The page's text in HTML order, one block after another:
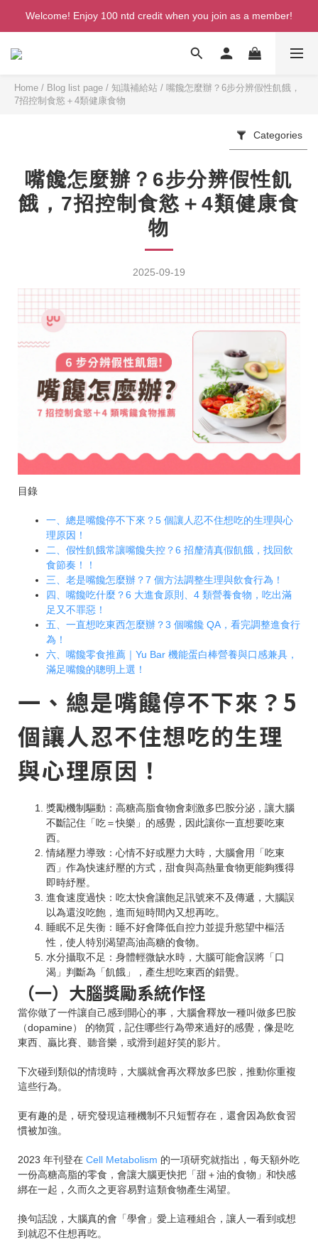
Welcome! Enjoy 100 ntd credit when you join as a member!
Welcome! Enjoy 100 ntd credit when you join as a member!
Free convenience-store shipping on orders over NT$999
Home / Blog list page / 知識補給站 / 嘴饞怎麼辦？6步分辨假性飢餓，
7招控制食慾＋4類健康食物
Categories
嘴饞怎麼辦？6步分辨假性飢
餓，7招控制食慾＋4類健康食
物
2025-09-19
目錄
一、總是嘴饞停不下來？5 個讓人忍不住想吃的生理與心
理原因！
二、假性飢餓常讓嘴饞失控？6 招釐清真假飢餓，找回飲
食節奏！！
三、老是嘴饞怎麼辦？7 個方法調整生理與飲食行為！
四、嘴饞吃什麼？6 大進食原則、4 類營養食物，吃出滿
足又不罪惡！
五、一直想吃東西怎麼辦？3 個嘴饞 QA，看完調整進食行
為！
六、嘴饞零食推薦｜Yu Bar 機能蛋白棒營養與口感兼具，
滿足嘴饞的聰明上選！
一、總是嘴饞停不下來？5
個讓人忍不住想吃的生理
與心理原因！
獎勵機制驅動：高糖高脂食物會刺激多巴胺分泌，讓大腦
不斷記住「吃＝快樂」的感覺，因此讓你一直想要吃東
西。
情緒壓力導致：心情不好或壓力大時，大腦會用「吃東
西」作為快速紓壓的方式，甜食與高熱量食物更能夠獲得
即時紓壓。
進食速度過快：吃太快會讓飽足訊號來不及傳遞，大腦誤
以為還沒吃飽，進而短時間內又想再吃。
睡眠不足失衡：睡不好會降低自控力並提升慾望中樞活
性，使人特別渴望高油高糖的食物。
水分攝取不足：身體輕微缺水時，大腦可能會誤將「口
渴」判斷為「飢餓」，產生想吃東西的錯覺。
（一）大腦獎勵系統作怪
當你做了一件讓自己感到開心的事，大腦會釋放一種叫做多巴胺
（dopamine） 的物質，記住哪些行為帶來過好的感覺，像是吃
東西、贏比賽、聽音樂，或滑到超好笑的影片。
下次碰到類似的情境時，大腦就會再次釋放多巴胺，推動你重複
這些行為。
更有趣的是，研究發現這種機制不只短暫存在，還會因為飲食習
慣被加強。
2023 年刊登在 Cell Metabolism 的一項研究就指出，每天額外吃
一份高糖高脂的零食，會讓大腦更快把「甜＋油的食物」和快感
綁在一起，久而久之更容易對這類食物產生渴望。
換句話說，大腦真的會「學會」愛上這種組合，讓人一看到或想
到就忍不住想再吃。